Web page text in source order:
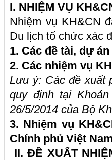
I. NHIỆM VỤ
Nhiệm vụ KH&CN
Du lịch tổ chức xác
1. Các đề tài, dự
2. Các nhiệm vụ
Lưu ý: Các đề xuất
quy định tại
26/5/2014 của Bộ
3. Nhiệm vụ
Chính phủ Việt
II. ĐỀ XUẤT